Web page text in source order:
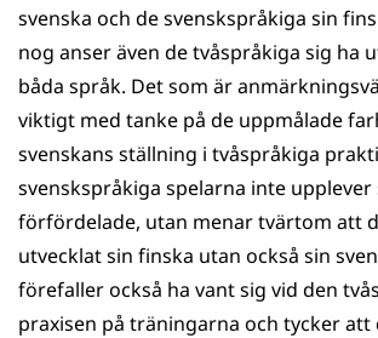
svenska och de svenskspråkiga sin
nog anser även de tvåspråkiga sig ha
båda språk. Det som är
viktigt med tanke på de uppmålade
svenskans ställning i tvåspråkiga
svenskspråkiga spelarna inte upplever
förfördelade, utan menar tvärtom att
utvecklat sin finska utan också sin
förefaller också ha vant sig vid den
praxisen på träningarna och tycker att